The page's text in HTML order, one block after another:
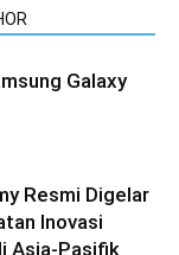
Galaxy
Resmi Digelar
Inovasi
Asia-Pasifik